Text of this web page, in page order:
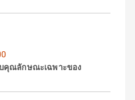
คุณลักษณะเฉพาะของ